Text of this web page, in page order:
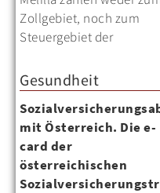
Zollgebiet, noch zum
Steuergebiet der
Einfuhrbestimmungen
Gesundheit
mit Österreich. Die e-
card der
österreichischen